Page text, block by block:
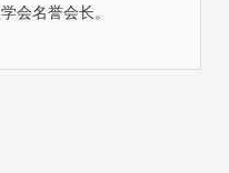
会名誉会长。